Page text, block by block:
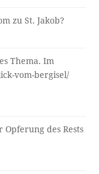
zu St. Jakob?
Thema. Im
vom-bergisel/
des Rests